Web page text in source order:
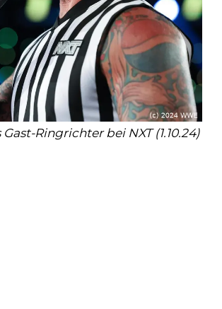
Gast-Ringrichter bei NXT (1.10.24)